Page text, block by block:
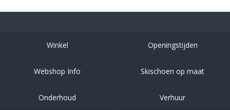
Winkel Openingstijden
Webshop Info Skischoen op maat
Onderhoud Verhuur